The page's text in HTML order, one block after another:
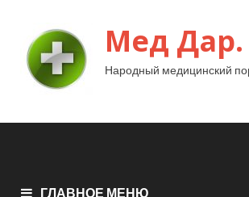
Мед Дар.
Народный медицинский
ГЛАВНОЕ МЕНЮ